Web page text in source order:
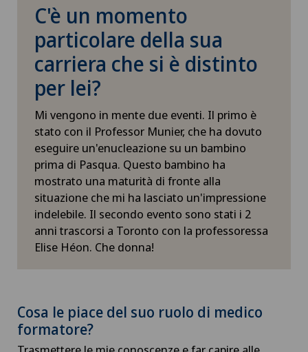
C'è un momento
particolare della sua
carriera che si è distinto
per lei?
Mi vengono in mente due eventi. Il primo è
stato con il Professor Munier, che ha dovuto
eseguire un'enucleazione su un bambino
prima di Pasqua. Questo bambino ha
mostrato una maturità di fronte alla
situazione che mi ha lasciato un'impressione
indelebile. Il secondo evento sono stati i 2
anni trascorsi a Toronto con la professoressa
Elise Héon. Che donna!
Cosa le piace del suo ruolo di medico
formatore?